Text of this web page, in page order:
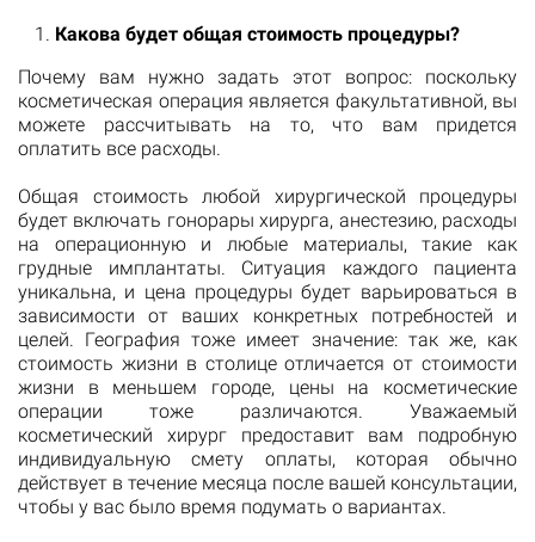
Какова будет общая стоимость процедуры?
Почему вам нужно задать этот вопрос: поскольку
косметическая операция является факультативной, вы
можете рассчитывать на то, что вам придется
оплатить все расходы.
Общая стоимость любой хирургической процедуры
будет включать гонорары хирурга, анестезию, расходы
на операционную и любые материалы, такие как
грудные имплантаты. Ситуация каждого пациента
уникальна, и цена процедуры будет варьироваться в
зависимости от ваших конкретных потребностей и
целей. География тоже имеет значение: так же, как
стоимость жизни в столице отличается от стоимости
жизни в меньшем городе, цены на косметические
операции тоже различаются. Уважаемый
косметический хирург предоставит вам подробную
индивидуальную смету оплаты, которая обычно
действует в течение месяца после вашей консультации,
чтобы у вас было время подумать о вариантах.